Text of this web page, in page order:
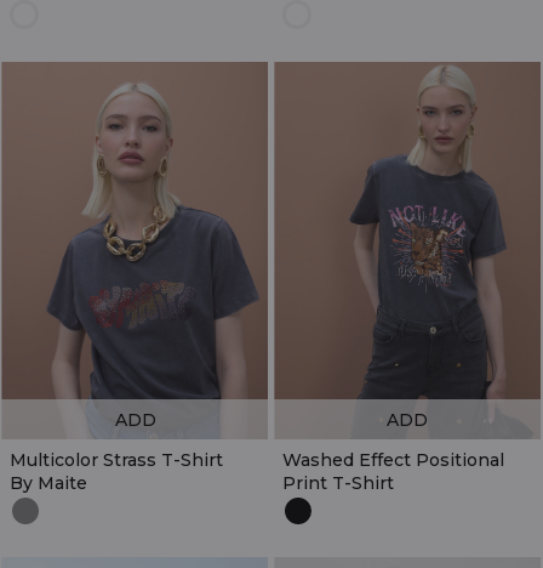
Multicolor Strass T-Shirt
By Maite
ADD
Washed Effect Positional
Print T-Shirt
ADD